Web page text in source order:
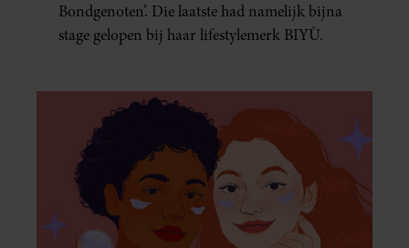
Bondgenoten’. Die laatste had namelijk bijna
stage gelopen bij haar lifestylemerk BIYÙ.